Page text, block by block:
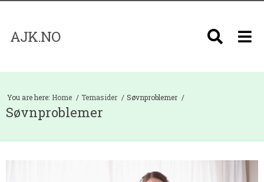
AJK.NO
You are here: Home Temasider Søvnproblemer
Søvnproblemer